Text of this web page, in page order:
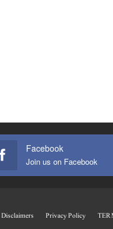
Facebook
Join us on Facebook
Disclaimers Privacy Policy